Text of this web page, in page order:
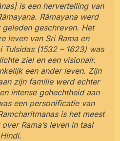
is een hervertelling van
Rāmayana werd
geschreven. Het
leven van Sri Rama en
(1532 – 1623) was
ziel en een visionair.
een ander leven. Zijn
zijn familie werd echter
intense gehechtheid aan
een personificatie van
is het meest
Rama’s leven in taal
Hindi.